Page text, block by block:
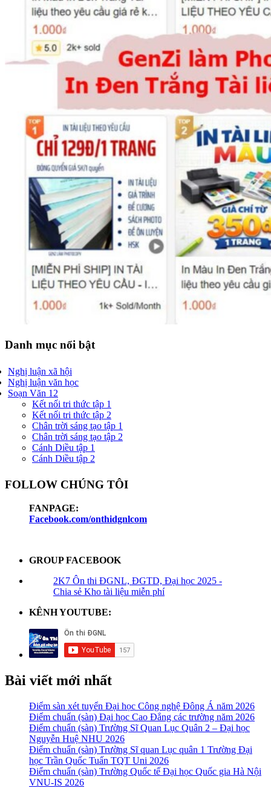
Danh mục nổi bật
Nghị luận xã hội
Nghị luận văn học
Soạn Văn 12
Kết nối tri thức tập 1
Kết nối tri thức tập 2
Chân trời sáng tạo tập 1
Chân trời sáng tạo tập 2
Cánh Diều tập 1
Cánh Diều tập 2
FOLLOW CHÚNG TÔI
FANPAGE:
Facebook.com/onthidgnlcom
GROUP FACEBOOK
2K7 Ôn thi ĐGNL, ĐGTD, Đại học 2025 -
Chia sẻ Kho tài liệu miễn phí
KÊNH YOUTUBE:
Bài viết mới nhất
Điểm sàn xét tuyển Đại học Công nghệ Đông Á năm 2026
Điểm chuẩn (sàn) Đại học Cao Đẳng các trường năm 2026
Điểm chuẩn (sàn) Trường Sĩ Quan Lục Quân 2 – Đại học
Nguyễn Huệ NHU 2026
Điểm chuẩn (sàn) Trường Sĩ quan Lục quân 1 Trường Đại
học Trần Quốc Tuấn TQT Uni 2026
Điểm chuẩn (sàn) Trường Quốc tế Đại học Quốc gia Hà Nội
VNU-IS 2026